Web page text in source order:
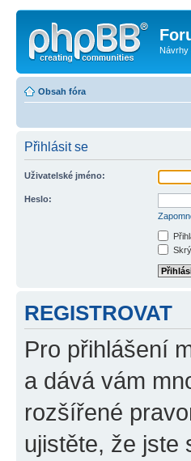
Návrhy
Obsah fóra
Přihlásit se
Uživatelské jméno:
Heslo:
REGISTROVAT
Pro přihlášení
a dává vám
rozšířené
ujistěte, že jste